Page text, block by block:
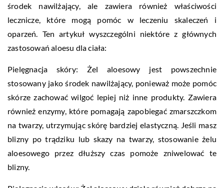
środek nawilżający, ale zawiera również właściwości
lecznicze, które mogą pomóc w leczeniu skaleczeń i
oparzeń. Ten artykuł wyszczególni niektóre z głównych
zastosowań aloesu dla ciała:
Pielęgnacja skóry: Żel aloesowy jest powszechnie
stosowany jako środek nawilżający, ponieważ może pomóc
skórze zachować wilgoć lepiej niż inne produkty. Zawiera
również enzymy, które pomagają zapobiegać zmarszczkom
na twarzy, utrzymując skórę bardziej elastyczną. Jeśli masz
blizny po trądziku lub skazy na twarzy, stosowanie żelu
aloesowego przez dłuższy czas pomoże zniwelować te
blizny.